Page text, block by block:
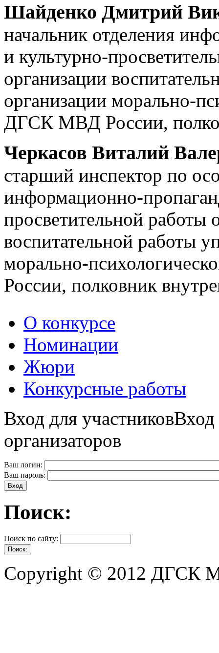
Шайденко Дмитрий
начальник отделения
и культурно-
организации
организации морально-
ДГСК МВД России,
Черкасов Виталий
старший инспектор по
информационно-
просветительной работы
воспитательной работы
морально-
России, полковник
О конкурсе
Номинации
Жюри
Конкурсные работы
Вход для участников
организаторов
Ваш логин:
Ваш пароль:
Поиск:
Поиск по сайту:
Copyright © 2012 ДГСК